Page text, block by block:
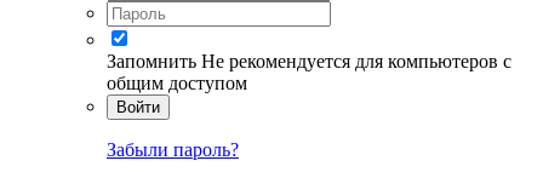
Запомнить Не рекомендуется для компьютеров с
общим доступом
Войти
Забыли пароль?